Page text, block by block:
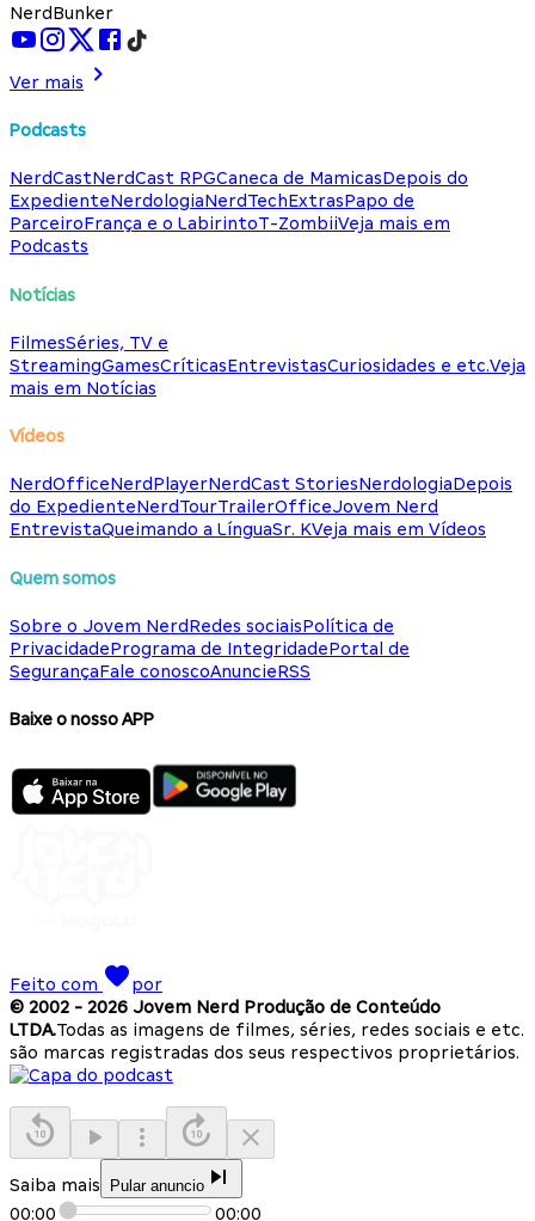
NerdBunker
Ver mais
Podcasts
NerdCastNerdCast RPGCaneca de MamicasDepois do
ExpedienteNerdologiaNerdTechExtrasPapo de
ParceiroFrança e o LabirintoT-ZombiiVeja mais em
Podcasts
Notícias
FilmesSéries, TV e
StreamingGamesCríticasEntrevistasCuriosidades e etc.Veja
mais em Notícias
Vídeos
NerdOfficeNerdPlayerNerdCast StoriesNerdologiaDepois
do ExpedienteNerdTourTrailerOfficeJovem Nerd
EntrevistaQueimando a LínguaSr. KVeja mais em Vídeos
Quem somos
Sobre o Jovem NerdRedes sociaisPolítica de
PrivacidadePrograma de IntegridadePortal de
SegurançaFale conoscoAnuncieRSS
Baixe o nosso APP
Feito com
por
© 2002 - 2026 Jovem Nerd Produção de Conteúdo
LTDA.Todas as imagens de filmes, séries, redes sociais e etc.
são marcas registradas dos seus respectivos proprietários.
Saiba mais Pular anuncio
00:00 00:00